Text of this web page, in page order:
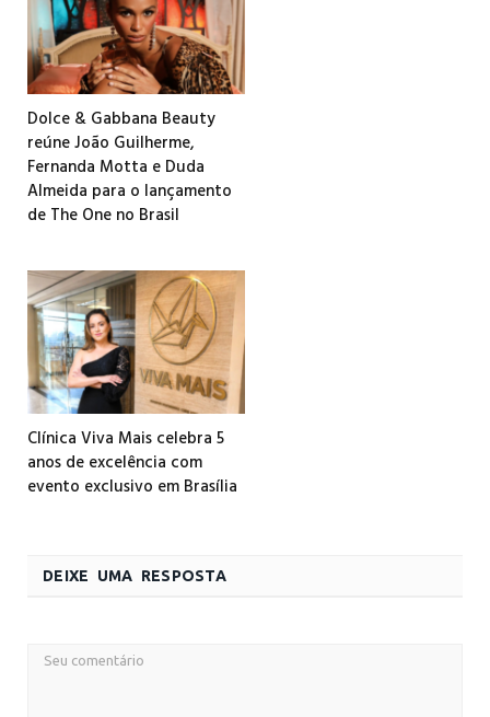
Dolce & Gabbana Beauty
reúne João Guilherme,
Fernanda Motta e Duda
Almeida para o lançamento
de The One no Brasil
Clínica Viva Mais celebra 5
anos de excelência com
evento exclusivo em Brasília
DEIXE UMA RESPOSTA